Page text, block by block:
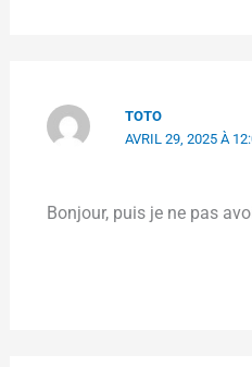
TOTO
AVRIL 29, 2025 À
Bonjour, puis je ne pas